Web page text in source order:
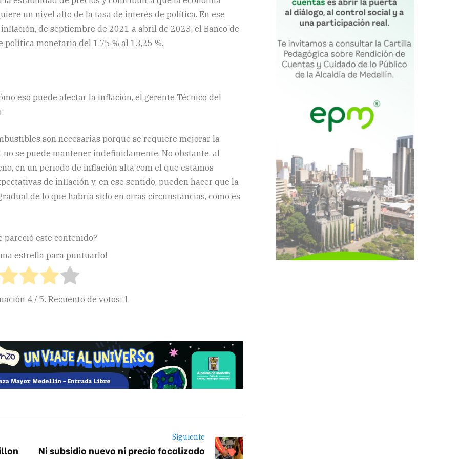
un nivel alto de la tasa de interés de política. En ese
de septiembre de 2021 a abril de 2023, el Banco de
monetaria del 1,75 % al 13,25 %.
eso puede afectar la inflación, el gerente Técnico del
son necesarias porque se requiere mejorar la
se puede mantener indefinidamente. No obstante, al
en un periodo de inflación alta com el que estamos
de inflación y, en ese sentido, pueden hacer que la
de lo que habría sido en otras circunstancias, como es
pareció este contenido?
estrella para puntuarlo!
4 / 5. Recuento de votos: 1
Siguiente
Ni subsidio nuevo ni precio focalizado